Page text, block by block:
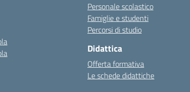
Personale scolastico
Famiglie e studenti
Percorsi di studio
Didattica
Offerta formativa
Le schede didattiche